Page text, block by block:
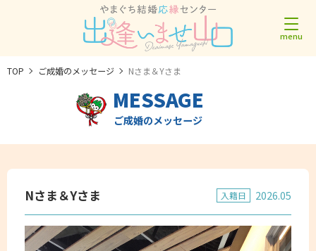
TOP ご成婚のメッセージ Nさま＆Yさま
MESSAGE
ご成婚のメッセージ
Nさま＆Yさま 入籍日 2026.05